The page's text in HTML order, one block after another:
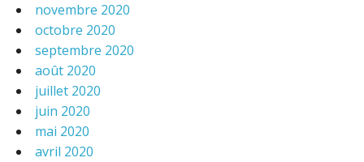
novembre 2020
octobre 2020
septembre 2020
août 2020
juillet 2020
juin 2020
mai 2020
avril 2020